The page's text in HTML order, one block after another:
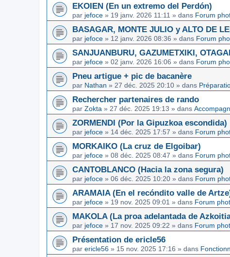
EKOIEN (En un extremo del Perdón)
par jefoce » 19 janv. 2026 11:11 » dans Forum
BASAGAR, MONTE JULIO y ALTO DE
par jefoce » 12 janv. 2026 08:36 » dans Forum
SANJUANBURU, GAZUMETXIKI,
par jefoce » 02 janv. 2026 16:06 » dans Forum
Pneu artigue + pic de bacanère
par Nathan » 27 déc. 2025 20:10 » dans
Rechercher partenaires de rando
par Zokta » 27 déc. 2025 19:13 » dans
ZORMENDI (Por la Gipuzkoa escondida)
par jefoce » 14 déc. 2025 17:57 » dans Forum
MORKAIKO (La cruz de Elgoibar)
par jefoce » 08 déc. 2025 08:47 » dans Forum
CANTOBLANCO (Hacia la zona segura)
par jefoce » 06 déc. 2025 10:20 » dans Forum
ARAMAIA (En el recóndito valle de
par jefoce » 19 nov. 2025 09:01 » dans Forum
MAKOLA (La proa adelantada de
par jefoce » 17 nov. 2025 09:22 » dans Forum
Présentation de ericle56
par ericle56 » 15 nov. 2025 17:16 » dans